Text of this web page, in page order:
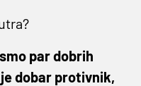
par dobrih
dobar protivnik,